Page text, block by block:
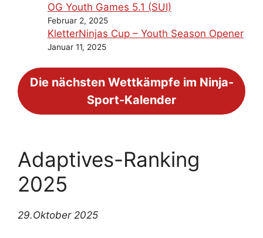
OG Youth Games 5.1 (SUI)
Februar 2, 2025
KletterNinjas Cup – Youth Season Opener
Januar 11, 2025
Die nächsten Wettkämpfe im Ninja-
Sport-Kalender
Adaptives-Ranking
2025
29.Oktober 2025